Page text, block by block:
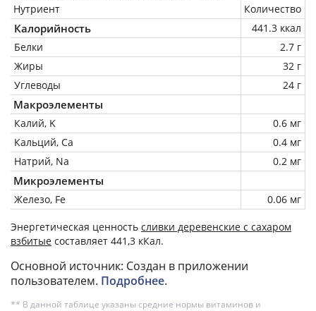
Нутриент
Количество
Калорийность
441.3 ккал
Белки
2.7 г
Жиры
32 г
Углеводы
24 г
Макроэлементы
Калий, K
0.6 мг
Кальций, Ca
0.4 мг
Натрий, Na
0.2 мг
Микроэлементы
Железо, Fe 0.06 мг
Энергетическая ценность сливки деревенские с сахаром
взбитые составляет 441,3 кКал.
Основной источник: Создан в приложении
пользователем. Подробнее.
** В данной таблице указаны средние нормы витаминов и